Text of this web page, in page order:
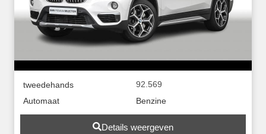
tweedehands
92.569
Automaat
Benzine
Details weergeven